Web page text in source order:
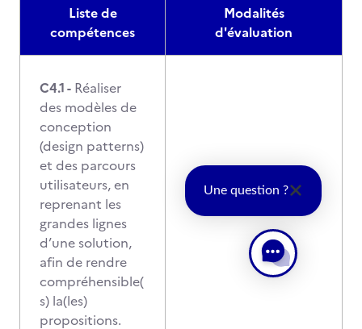
Liste de
compétences
Modalités
d'évaluation
C4.1 - Réaliser
des modèles de
conception
(design patterns)
et des parcours
utilisateurs, en
reprenant les
grandes lignes
d’une solution,
afin de rendre
compréhensible(
s) la(les)
propositions.
Une question ?